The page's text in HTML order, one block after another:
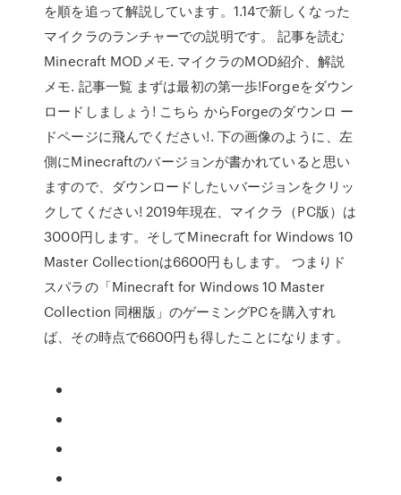
を順を追って解説しています。1.14で新しくなった
マイクラのランチャーでの説明です。 記事を読む
Minecraft MODメモ. マイクラのMOD紹介、解説
メモ. 記事一覧 まずは最初の第一歩!Forgeをダウン
ロードしましょう! こちら からForgeのダウンロ ー
ドページに飛んでください!. 下の画像のように、左
側にMinecraftのバージョンが書かれていると思い
ますので、ダウンロードしたいバージョンをクリッ
クしてください! 2019年現在、マイクラ（PC版）は
3000円します。そしてMinecraft for Windows 10
Master Collectionは6600円もします。 つまりド
スパラの「Minecraft for Windows 10 Master
Collection 同梱版」のゲーミングPCを購入すれ
ば、その時点で6600円も得したことになります。